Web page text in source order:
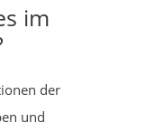
im
der
und